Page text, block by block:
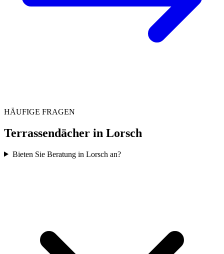
HÄUFIGE FRAGEN
Terrassendächer in Lorsch
Bieten Sie Beratung in Lorsch an?